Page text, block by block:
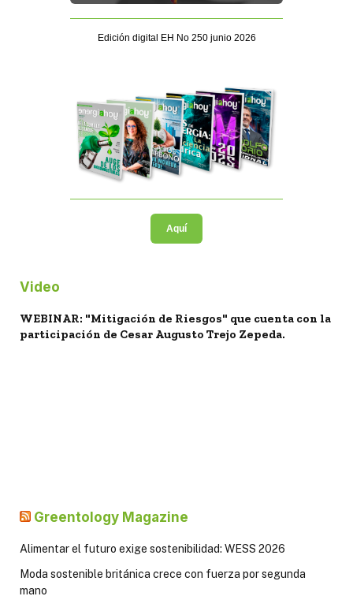
Edición digital EH No 250 junio 2026
Aquí
Video
WEBINAR: "Mitigación de Riesgos" que cuenta con la
participación de Cesar Augusto Trejo Zepeda.
Greentology Magazine
Alimentar el futuro exige sostenibilidad: WESS 2026
Moda sostenible británica crece con fuerza por segunda
mano